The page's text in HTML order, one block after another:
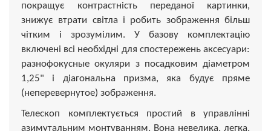
покращує контрастність переданої картинки,
знижує втрати світла і робить зображення більш
чітким і зрозумілим. У базову комплектацію
включені всі необхідні для спостережень аксесуари:
разнофокусные окуляри з посадковим діаметром
1,25" і діагональна призма, яка будує пряме
(неперевернутое) зображення.
Телескоп комплектується простий в управлінні
азимутальним монтуванням. Вона невелика, легка,